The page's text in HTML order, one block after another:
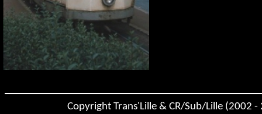
Copyright Trans'Lille & CR/Sub/Lille (2002